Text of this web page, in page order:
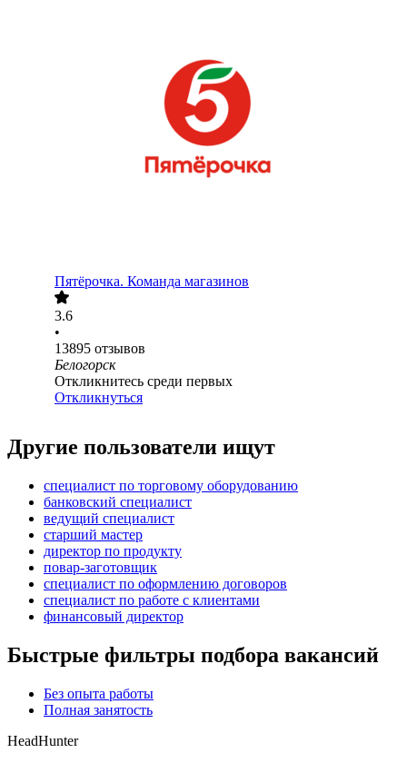
Пятёрочка. Команда магазинов
3.6
•
13895 отзывов
Белогорск
Откликнитесь среди первых
Откликнуться
Другие пользователи ищут
специалист по торговому оборудованию
банковский специалист
ведущий специалист
старший мастер
директор по продукту
повар-заготовщик
специалист по оформлению договоров
специалист по работе с клиентами
финансовый директор
Быстрые фильтры подбора вакансий
Без опыта работы
Полная занятость
HeadHunter